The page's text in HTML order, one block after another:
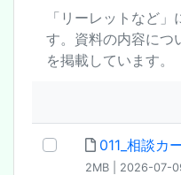
「リーレットなど
す。資料の内容につ
を掲載しています。
011_相談カ
2MB | 2026-07-